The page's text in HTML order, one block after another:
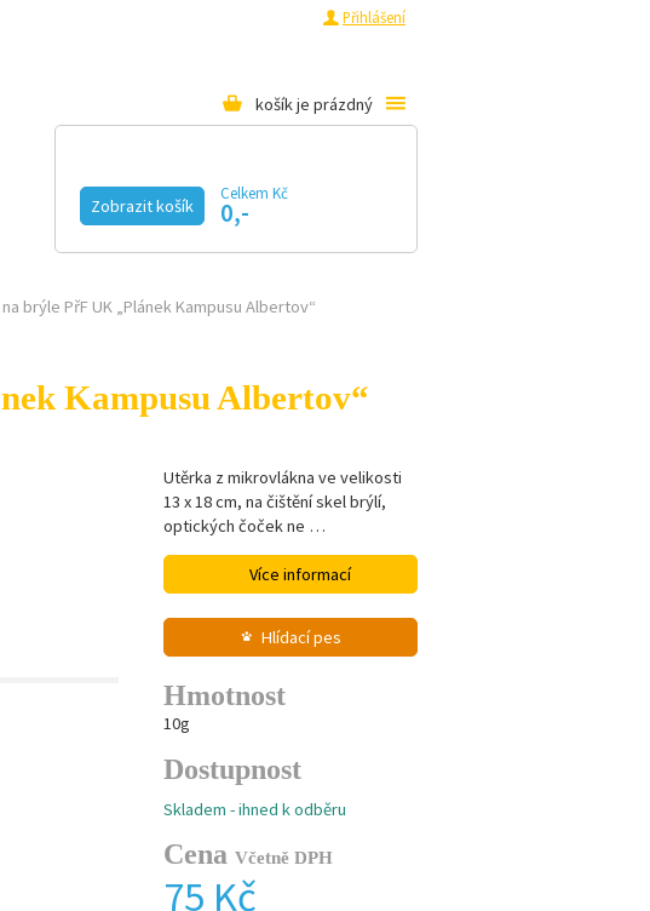
Přihlášení
košík je prázdný
Zobrazit košík
Celkem Kč
0,-
KE STAŽENÍ
brýle PřF UK „Plánek Kampusu Albertov“
Kampusu Albertov“
Utěrka z mikrovlákna ve velikosti
13 x 18 cm, na čištění skel brýlí,
optických čoček ne …
Více informací
Hlídací pes
Hmotnost
10g
Dostupnost
Skladem - ihned k odběru
CenaVčetně DPH
75 Kč